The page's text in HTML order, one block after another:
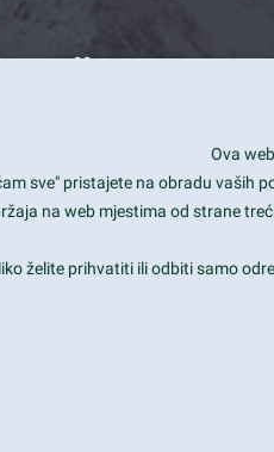
we offer
website user friendly?
offers weekly stunning designs.
our customers love Ark?
Ova
sve" pristajete na obradu vaših
na web mjestima od strane
želite prihvatiti ili odbiti samo